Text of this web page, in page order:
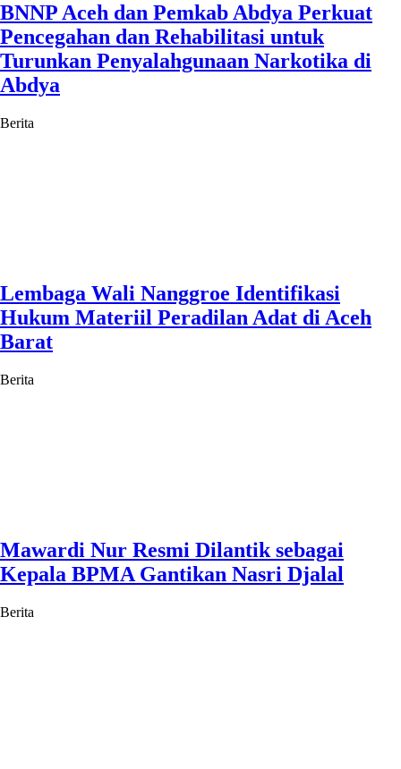
BNNP Aceh dan Pemkab Abdya Perkuat
Pencegahan dan Rehabilitasi untuk
Turunkan Penyalahgunaan Narkotika di
Abdya
Berita
Lembaga Wali Nanggroe Identifikasi
Hukum Materiil Peradilan Adat di Aceh
Barat
Berita
Mawardi Nur Resmi Dilantik sebagai
Kepala BPMA Gantikan Nasri Djalal
Berita